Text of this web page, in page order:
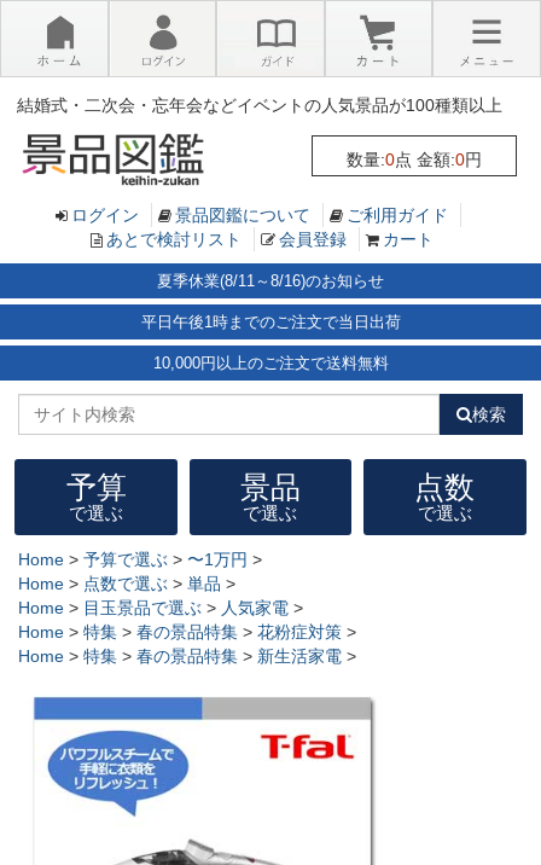
結婚式・二次会・忘年会などイベントの人気景品が100種類以上
数量:0点 金額:0円
×
ログイン 景品図鑑について
ご利用ガイド
あとで検討リスト
会員登録 カート
夏季休業(8/11～8/16)のお知らせ
平日午後1時までのご注文で当日出荷
10,000円以上のご注文で送料無料
検索
予算
で選ぶ
景品
で選ぶ
点数
で選ぶ
Home > 予算で選ぶ > 〜1万円 >
Home > 点数で選ぶ > 単品 >
Home > 目玉景品で選ぶ > 人気家電 >
Home > 特集 > 春の景品特集 > 花粉症対策 >
Home > 特集 > 春の景品特集 > 新生活家電 >